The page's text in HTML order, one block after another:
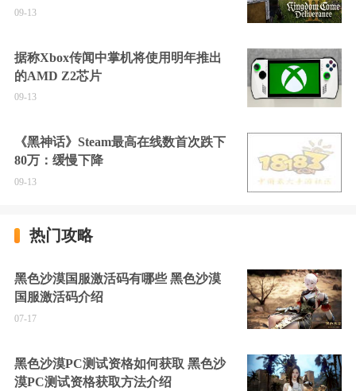
09-13
据称Xbox传闻中掌机将使用明年推出
的AMD Z2芯片
09-13
《黑神话》Steam最高在线数首次跌下
80万：缓慢下降
09-13
热门攻略
黑色沙漠国服激活码有哪些 黑色沙漠
国服激活码介绍
07-17
黑色沙漠PC测试资格如何获取 黑色沙
漠PC测试资格获取方法介绍